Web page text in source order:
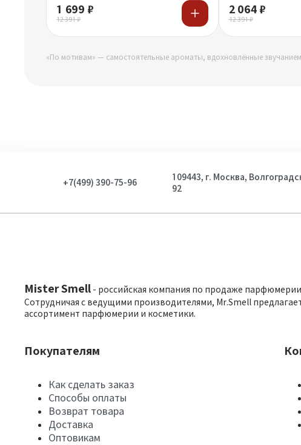
1 699 ₽
12 391 ₽
2 064 ₽
12 391 ₽
«По мотивам» — самостоятельные ароматы, вдохновлённые
+7(499) 390-75-96
109443, г. Москва,
92
Mister Smell - российская компания по продаже
Сотрудничая с ведущими производителями, Mr.Smell
ассортимент парфюмерии и косметики.
Покупателям
Как сделать заказ
Способы оплаты
Возврат товара
Доставка
Оптовикам